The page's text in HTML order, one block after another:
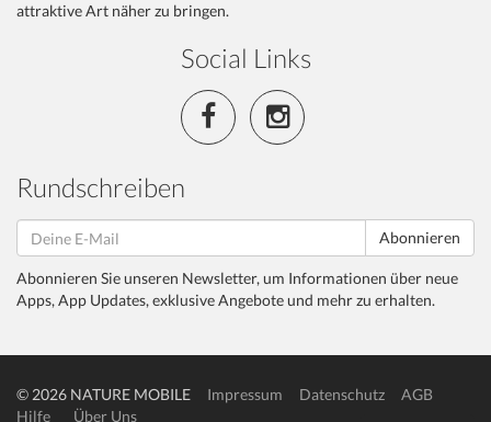
attraktive Art näher zu bringen.
Social Links
Rundschreiben
Abonnieren
Abonnieren Sie unseren Newsletter, um Informationen über neue
Apps, App Updates, exklusive Angebote und mehr zu erhalten.
© 2026 NATURE MOBILE Impressum Datenschutz
AGB
Hilfe
Über Uns